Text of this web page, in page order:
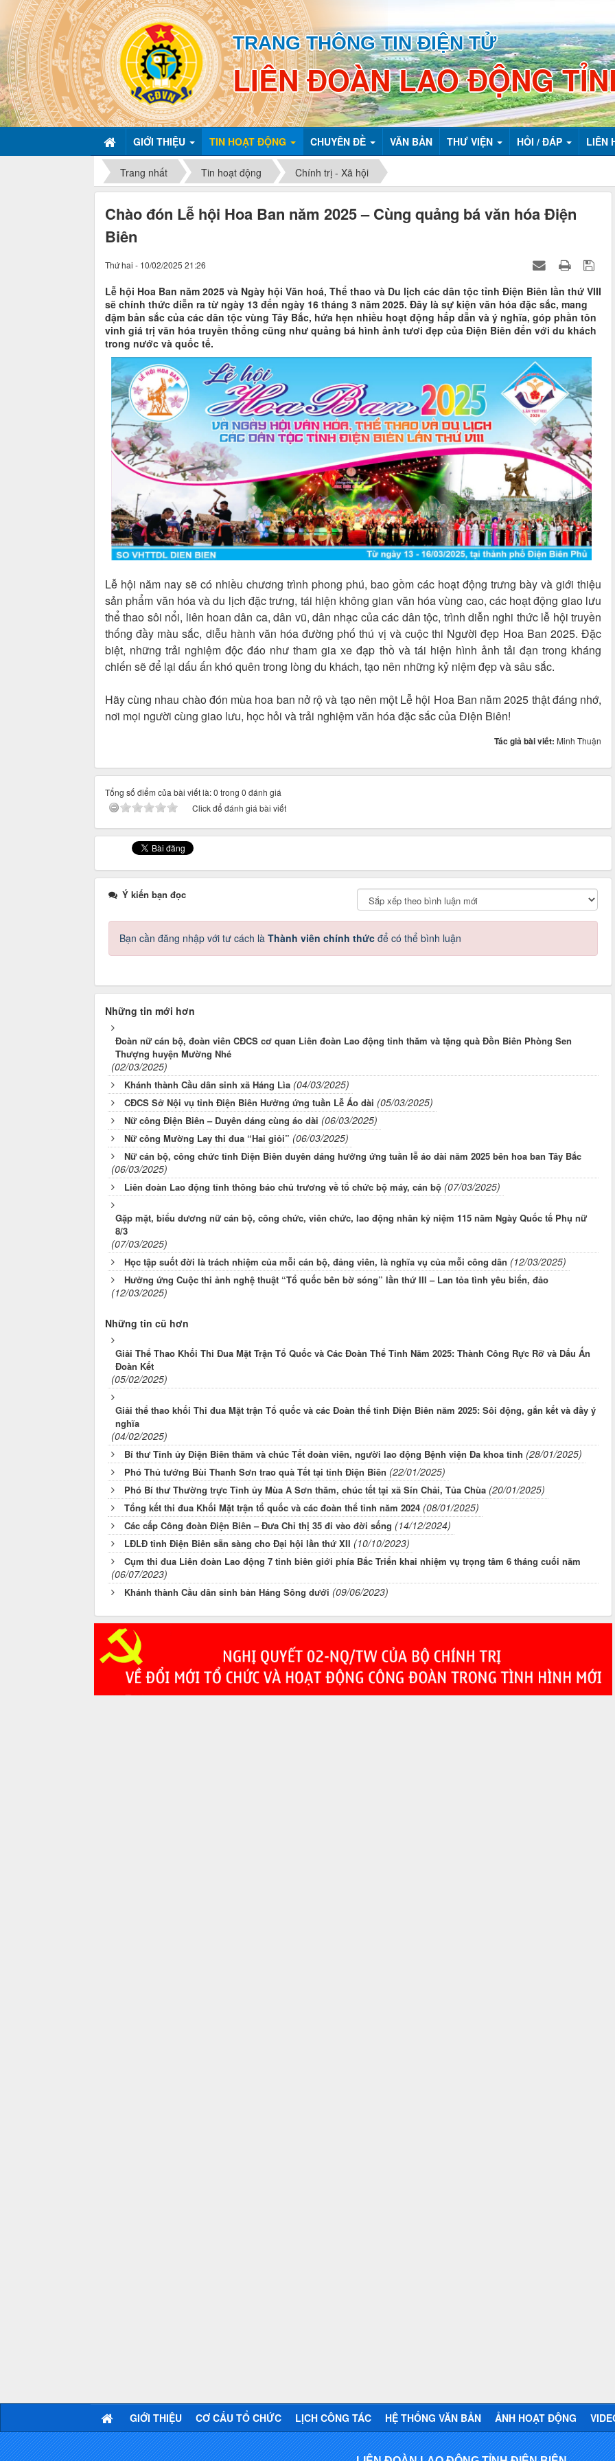
TRANG THÔNG TIN ĐIỆN TỬ
LIÊN ĐOÀN LAO ĐỘNG
GIỚI THIỆU TIN HOẠT ĐỘNG CHUYÊN ĐỀ VĂN BẢN THƯ VIỆN HỎI / ĐÁP LIÊN
Trang nhất Tin hoạt động Chính trị - Xã hội
Chào đón Lễ hội Hoa Ban năm 2025 – Cùng quảng bá văn hóa Điện
Biên
Thứ hai - 10/02/2025 21:26
Lễ hội Hoa Ban năm 2025 và Ngày hội Văn hoá, Thể thao và Du lịch các dân tộc tỉnh Điện Biên lần thứ VIII
sẽ chính thức diễn ra từ ngày 13 đến ngày 16 tháng 3 năm 2025. Đây là sự kiện văn hóa đặc sắc, mang
đậm bản sắc của các dân tộc vùng Tây Bắc, hứa hẹn nhiều hoạt động hấp dẫn và ý nghĩa, góp phần tôn
vinh giá trị văn hóa truyền thống cũng như quảng bá hình ảnh tươi đẹp của Điện Biên đến với du khách
trong nước và quốc tế.
Lễ hội năm nay sẽ có nhiều chương trình phong phú, bao gồm các hoạt động trưng bày và giới thiệu
sản phẩm văn hóa và du lịch đặc trưng, tái hiện không gian văn hóa vùng cao, các hoạt động giao lưu
thể thao sôi nổi, liên hoan dân ca, dân vũ, dân nhạc của các dân tộc, trình diễn nghi thức lễ hội truyền
thống đầy màu sắc, diễu hành văn hóa đường phố thú vị và cuộc thi Người đẹp Hoa Ban 2025. Đặc
biệt, những trải nghiệm độc đáo như tham gia xe đạp thồ và tái hiện hình ảnh tải đạn trong kháng
chiến sẽ để lại dấu ấn khó quên trong lòng du khách, tạo nên những kỷ niệm đẹp và sâu sắc.
Hãy cùng nhau chào đón mùa hoa ban nở rộ và tạo nên một Lễ hội Hoa Ban năm 2025 thật đáng nhớ,
nơi mọi người cùng giao lưu, học hỏi và trải nghiệm văn hóa đặc sắc của Điện Biên!
Tác giả bài viết: Minh Thuận
Tổng số điểm của bài viết là: 0 trong 0 đánh giá
Click để đánh giá bài viết
Ý kiến bạn đọc
Bạn cần đăng nhập với tư cách là Thành viên chính thức để có thể bình luận
Những tin mới hơn
Đoàn nữ cán bộ, đoàn viên CĐCS cơ quan Liên đoàn Lao động tỉnh thăm và tặng quà Đồn Biên Phòng Sen
Thượng huyện Mường Nhé
(02/03/2025)
Khánh thành Cầu dân sinh xã Háng Lìa (04/03/2025)
CĐCS Sở Nội vụ tỉnh Điện Biên Hưởng ứng tuần Lễ Áo dài (05/03/2025)
Nữ công Điện Biên – Duyên dáng cùng áo dài (06/03/2025)
Nữ công Mường Lay thi đua “Hai giỏi” (06/03/2025)
Nữ cán bộ, công chức tỉnh Điện Biên duyên dáng hưởng ứng tuần lễ áo dài năm 2025 bên hoa ban Tây Bắc
(06/03/2025)
Liên đoàn Lao động tỉnh thông báo chủ trương về tổ chức bộ máy, cán bộ (07/03/2025)
Gặp mặt, biểu dương nữ cán bộ, công chức, viên chức, lao động nhân kỷ niệm 115 năm Ngày Quốc tế Phụ nữ
8/3
(07/03/2025)
Học tập suốt đời là trách nhiệm của mỗi cán bộ, đảng viên, là nghĩa vụ của mỗi công dân (12/03/2025)
Hưởng ứng Cuộc thi ảnh nghệ thuật “Tổ quốc bên bờ sóng” lần thứ III – Lan tỏa tình yêu biển, đảo
(12/03/2025)
Những tin cũ hơn
Giải Thể Thao Khối Thi Đua Mặt Trận Tổ Quốc và Các Đoàn Thể Tỉnh Năm 2025: Thành Công Rực Rỡ và Dấu Ấn
Đoàn Kết
(05/02/2025)
Giải thể thao khối Thi đua Mặt trận Tổ quốc và các Đoàn thể tỉnh Điện Biên năm 2025: Sôi động, gắn kết và đầy ý
nghĩa
(04/02/2025)
Bí thư Tỉnh ủy Điện Biên thăm và chúc Tết đoàn viên, người lao động Bệnh viện Đa khoa tỉnh (28/01/2025)
Phó Thủ tướng Bùi Thanh Sơn trao quà Tết tại tỉnh Điện Biên (22/01/2025)
Phó Bí thư Thường trực Tỉnh ủy Mùa A Sơn thăm, chúc tết tại xã Sín Chải, Tủa Chùa (20/01/2025)
Tổng kết thi đua Khối Mặt trận tổ quốc và các đoàn thể tỉnh năm 2024 (08/01/2025)
Các cấp Công đoàn Điện Biên – Đưa Chỉ thị 35 đi vào đời sống (14/12/2024)
LĐLĐ tỉnh Điện Biên sẵn sàng cho Đại hội lần thứ XII (10/10/2023)
Cụm thi đua Liên đoàn Lao động 7 tỉnh biên giới phía Bắc Triển khai nhiệm vụ trọng tâm 6 tháng cuối năm
(06/07/2023)
Khánh thành Cầu dân sinh bản Háng Sông dưới (09/06/2023)
GIỚI THIỆU CƠ CẤU TỔ CHỨC LỊCH CÔNG TÁC HỆ THỐNG VĂN BẢN ẢNH HOẠT ĐỘNG